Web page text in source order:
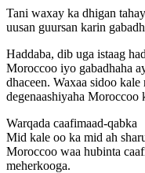
Tani waxay ka dhigan
uusan guursan karin
Haddaba, dib uga istaag
Moroccoo iyo gabadhaha
dhaceen. Waxaa sidoo
degenaashiyaha Moroccoo
Warqada caafimaad-qabka
Mid kale oo ka mid ah
Moroccoo waa hubinta
meherkooga.